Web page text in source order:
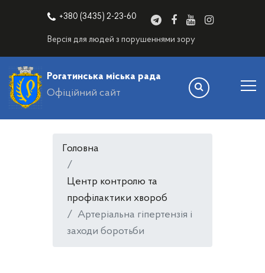
+380 (3435) 2-23-60
Версія для людей з порушеннями зору
Рогатинська міська рада
Офіційний сайт
Головна
Центр контролю та
профілактики хвороб
Артеріальна гіпертензія і
заходи боротьби